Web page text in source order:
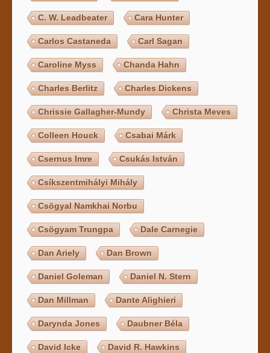
C. W. Leadbeater Cara Hunter
Carlos Castaneda Carl Sagan
Caroline Myss Chanda Hahn
Charles Berlitz Charles Dickens
Chrissie Gallagher-Mundy Christa Meves
Colleen Houck Csabai Márk
Csernus Imre Csukás István
Csíkszentmihályi Mihály
Csögyal Namkhai Norbu
Csögyam Trungpa Dale Carnegie
Dan Ariely Dan Brown
Daniel Goleman Daniel N. Stern
Dan Millman Dante Alighieri
Darynda Jones Daubner Béla
David Icke David R. Hawkins